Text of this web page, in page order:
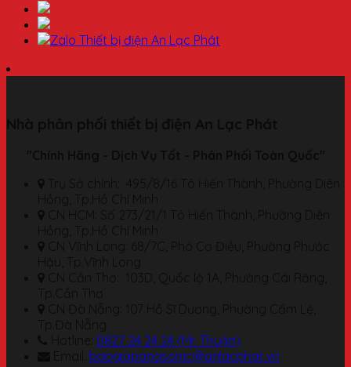
0827 24 24 24 (Mr. Thuận)
baogiapanasonic@anlacphat.vn